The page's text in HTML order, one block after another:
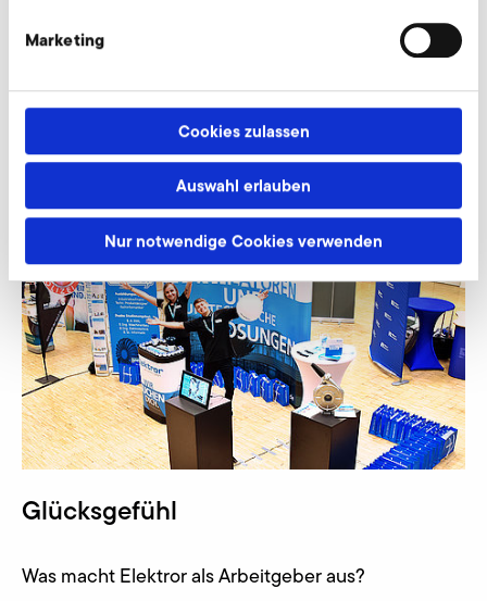
Marketing
Cookies zulassen
Auswahl erlauben
Nur notwendige Cookies verwenden
Glücksgefühl
Was macht Elektror als Arbeitgeber aus?